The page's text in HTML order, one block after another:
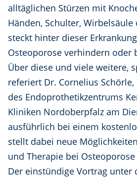
alltäglichen Stürzen mit
Händen, Schulter, Wirbelsäule
steckt hinter dieser
Osteoporose verhindern oder
Über diese und viele weitere,
referiert Dr. Cornelius
des Endoprothetikzentrums
Kliniken Nordoberpfalz am
ausführlich bei einem
stellt dabei neue
und Therapie bei Osteoporose
Der einstündige Vortrag unter